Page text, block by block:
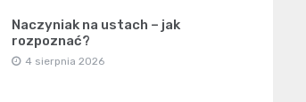
Naczyniak na ustach – jak
rozpoznać?
4 sierpnia 2026